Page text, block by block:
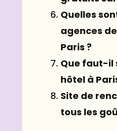
Quelles
agences
Paris ?
Que faut-il
hôtel à
Site de
tous les